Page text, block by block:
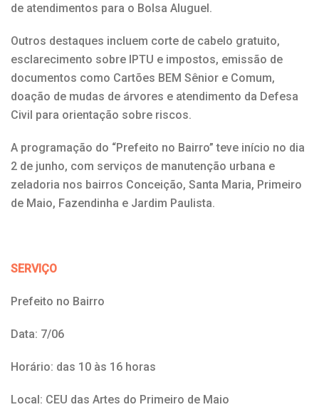
de atendimentos para o Bolsa Aluguel.
Outros destaques incluem corte de cabelo gratuito,
esclarecimento sobre IPTU e impostos, emissão de
documentos como Cartões BEM Sênior e Comum,
doação de mudas de árvores e atendimento da Defesa
Civil para orientação sobre riscos.
A programação do “Prefeito no Bairro” teve início no dia
2 de junho, com serviços de manutenção urbana e
zeladoria nos bairros Conceição, Santa Maria, Primeiro
de Maio, Fazendinha e Jardim Paulista.
SERVIÇO
Prefeito no Bairro
Data: 7/06
Horário: das 10 às 16 horas
Local: CEU das Artes do Primeiro de Maio